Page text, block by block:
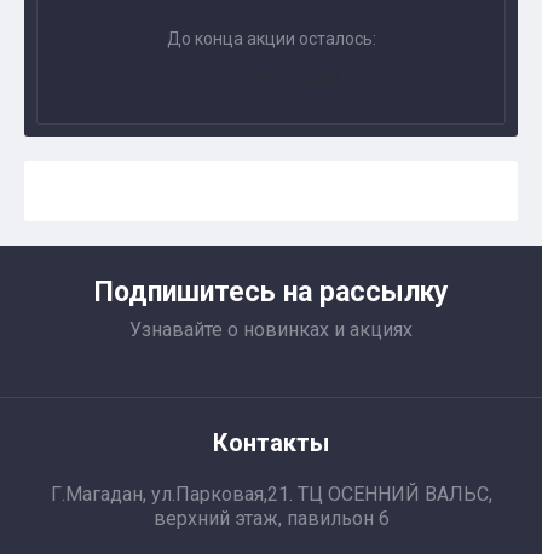
До конца акции осталось:
Подпишитесь на рассылку
Узнавайте о новинках и акциях
Контакты
Г.Магадан, ул.Парковая,21. ТЦ ОСЕННИЙ ВАЛЬС,
верхний этаж, павильон 6